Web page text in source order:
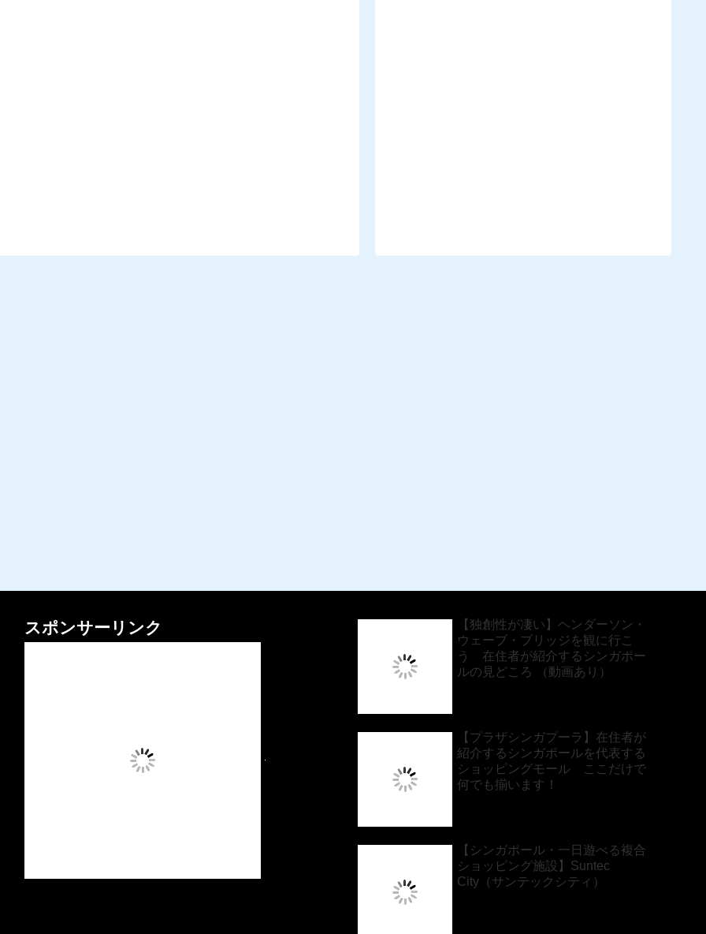
スポンサーリンク
【独創性が凄い】ヘンダーソン・
ウェーブ・ブリッジを観に行こ
う 在住者が紹介するシンガポー
ルの見どころ （動画あり）
【プラザシンガプーラ】在住者が
紹介するシンガポールを代表する
ショッピングモール ここだけで
何でも揃います！
【シンガポール・一日遊べる複合
ショッピング施設】Suntec
City（サンテックシティ）